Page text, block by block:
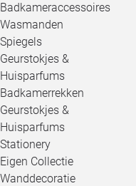
Badkameraccessoires
Wasmanden
Spiegels
Geurstokjes &
Huisparfums
Badkamerrekken
Geurstokjes &
Huisparfums
Stationery
Eigen Collectie
Wanddecoratie